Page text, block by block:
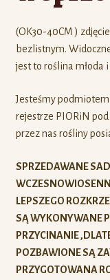
(OK30-40CM )
bezlistnym.
jest to roślina młoda
Jesteśmy
rejestrze PIORiN
przez nas rośliny
SPRZEDAWANE
LEPSZEGO
SĄ WYKONYWANE
PRZYCINANIE
POZBAWIONE SĄ
PRZYGOTOWANA